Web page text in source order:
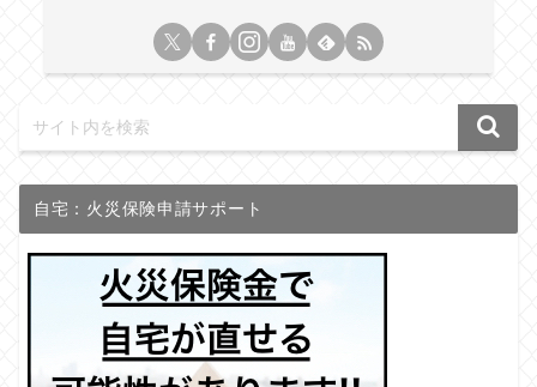
自宅：火災保険申請サポート